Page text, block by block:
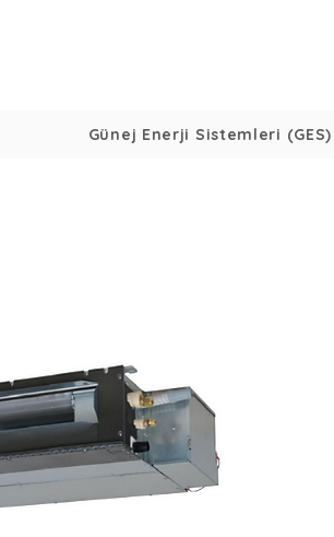
Günej Enerji Sistemleri (GES)